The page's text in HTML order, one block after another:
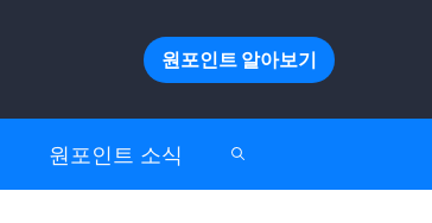
원포인트 알아보기
원포인트 소식